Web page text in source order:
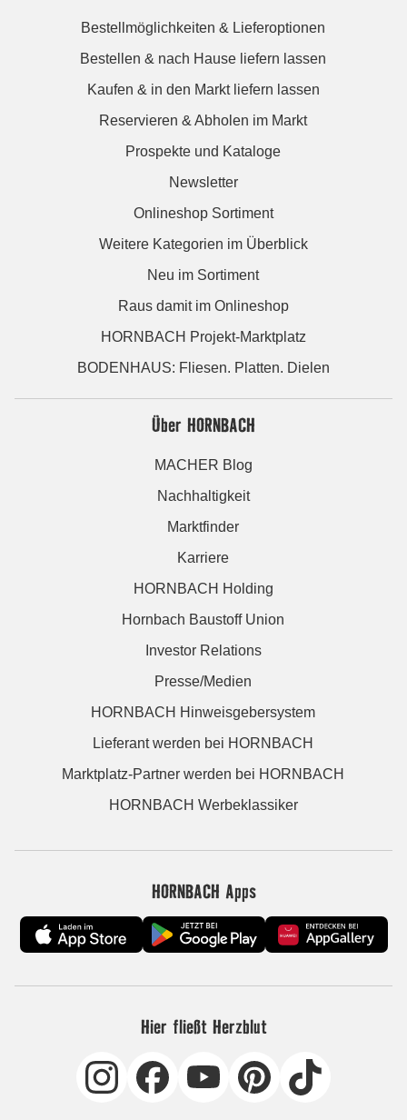
Bestellmöglichkeiten & Lieferoptionen
Bestellen & nach Hause liefern lassen
Kaufen & in den Markt liefern lassen
Reservieren & Abholen im Markt
Prospekte und Kataloge
Newsletter
Onlineshop Sortiment
Weitere Kategorien im Überblick
Neu im Sortiment
Raus damit im Onlineshop
HORNBACH Projekt-Marktplatz
BODENHAUS: Fliesen. Platten. Dielen
Über HORNBACH
MACHER Blog
Nachhaltigkeit
Marktfinder
Karriere
HORNBACH Holding
Hornbach Baustoff Union
Investor Relations
Presse/Medien
HORNBACH Hinweisgebersystem
Lieferant werden bei HORNBACH
Marktplatz-Partner werden bei HORNBACH
HORNBACH Werbeklassiker
HORNBACH Apps
Hier fließt Herzblut